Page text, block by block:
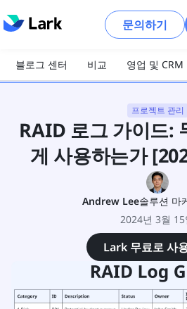
문의하기
블로그 센터 비교 영업 및 CRM
프로젝트 관리
RAID 로그 가이드:
게 사용하는가
Andrew Lee솔루션 마
2024년 3월 15
Lark 무료로 사